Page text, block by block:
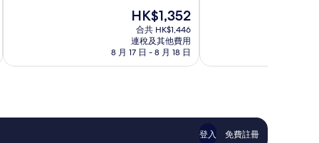
美，
價
現
售
HK$1,352
HK$1,352
合共 HK$1,446
連稅及其他費用
8 月 17 日 - 8 月 18 日
店
中
心
很
評
價
登入 免費註冊